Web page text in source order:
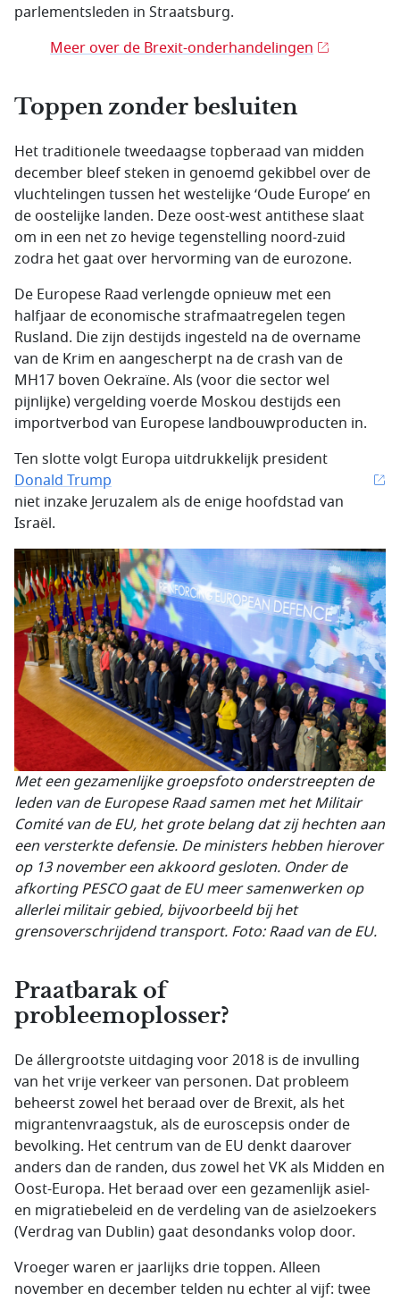
parlementsleden in Straatsburg.
Meer over de Brexit-onderhandelingen
Toppen zonder besluiten
Het traditionele tweedaagse topberaad van midden
december bleef steken in genoemd gekibbel over de
vluchtelingen tussen het westelijke ‘Oude Europe’ en
de oostelijke landen. Deze oost-west antithese slaat
om in een net zo hevige tegenstelling noord-zuid
zodra het gaat over hervorming van de eurozone.
De Europese Raad verlengde opnieuw met een
halfjaar de economische strafmaatregelen tegen
Rusland. Die zijn destijds ingesteld na de overname
van de Krim en aangescherpt na de crash van de
MH17 boven Oekraïne. Als (voor die sector wel
pijnlijke) vergelding voerde Moskou destijds een
importverbod van Europese landbouwproducten in.
Ten slotte volgt Europa uitdrukkelijk president
Donald Trump
niet inzake Jeruzalem als de enige hoofdstad van
Israël.
Met een gezamenlijke groepsfoto onderstreepten de
leden van de Europese Raad samen met het Militair
Comité van de EU, het grote belang dat zij hechten aan
een versterkte defensie. De ministers hebben hierover
op 13 november een akkoord gesloten. Onder de
afkorting PESCO gaat de EU meer samenwerken op
allerlei militair gebied, bijvoorbeeld bij het
grensoverschrijdend transport. Foto: Raad van de EU.
Praatbarak of
probleemoplosser?
De állergrootste uitdaging voor 2018 is de invulling
van het vrije verkeer van personen. Dat probleem
beheerst zowel het beraad over de Brexit, als het
migrantenvraagstuk, als de euroscepsis onder de
bevolking. Het centrum van de EU denkt daarover
anders dan de randen, dus zowel het VK als Midden en
Oost-Europa. Het beraad over een gezamenlijk asiel-
en migratiebeleid en de verdeling van de asielzoekers
(Verdrag van Dublin) gaat desondanks volop door.
Vroeger waren er jaarlijks drie toppen. Alleen
november en december telden nu echter al vijf: twee